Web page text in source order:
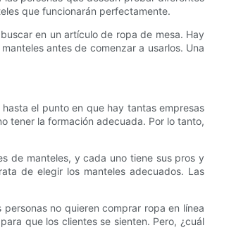
que funcionarán perfectamente.
en un artículo de ropa de mesa. Hay
antes de comenzar a usarlos. Una
el punto en que hay tantas empresas
tener la formación adecuada. Por lo tanto,
de manteles, y cada uno tiene sus pros y
de elegir los manteles adecuados. Las
no quieren comprar ropa en línea
que los clientes se sienten. Pero, ¿cuál